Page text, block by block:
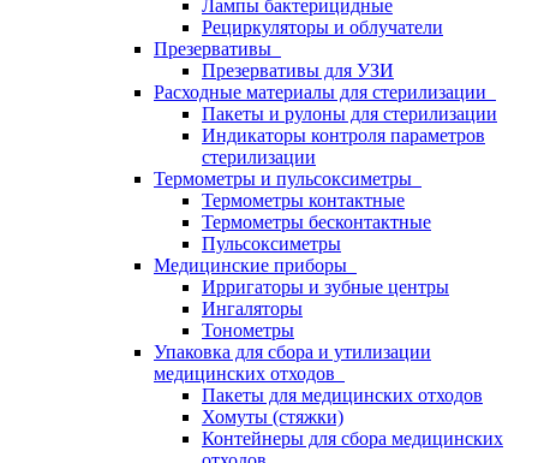
Лампы бактерицидные
Рециркуляторы и облучатели
Презервативы
Презервативы для УЗИ
Расходные материалы для стерилизации
Пакеты и рулоны для стерилизации
Индикаторы контроля параметров
стерилизации
Термометры и пульсоксиметры
Термометры контактные
Термометры бесконтактные
Пульсоксиметры
Медицинские приборы
Ирригаторы и зубные центры
Ингаляторы
Тонометры
Упаковка для сбора и утилизации
медицинских отходов
Пакеты для медицинских отходов
Хомуты (стяжки)
Контейнеры для сбора медицинских